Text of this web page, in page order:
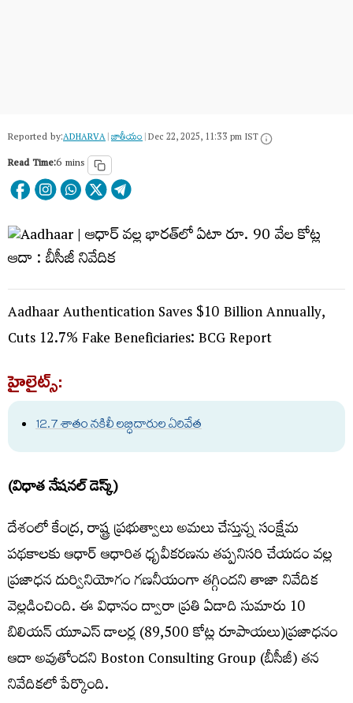
Reported by:ADHARVA|జాతీయం|Dec 22, 2025, 11:33 pm IST
Read Time:6 mins
Aadhaar Authentication Saves $10 Billion Annually,
Cuts 12.7% Fake Beneficiaries: BCG Report
హైలైట్స్:
12.7 శాతం నకిలీలబ్ధిదారుల ఏరివేత
(విధాత నేషనల్​ డెస్క్​)
దేశంలో కేంద్ర, రాష్ట్ర ప్రభుత్వాలు అమలు చేస్తున్న సంక్షేమ
పథకాలకు ఆధార్ ఆధారిత ధృవీకరణను తప్పనిసరి చేయడం వల్ల
ప్రజాధన దుర్వినియోగం గణనీయంగా తగ్గిందని తాజా నివేదిక
వెల్లడించింది. ఈ విధానం ద్వారా ప్రతి ఏడాది సుమారు 10
బిలియన్ యూఎస్ డాలర్ల (89,500 కోట్ల రూపాయలు)ప్రజాధనం
ఆదా అవుతోందని Boston Consulting Group (బీసీజీ) తన
నివేదికలో పేర్కొంది.